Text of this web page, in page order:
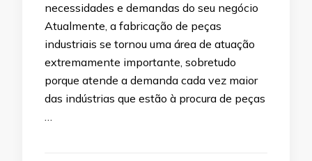
necessidades e demandas do seu negócio
Atualmente, a fabricação de peças
industriais se tornou uma área de atuação
extremamente importante, sobretudo
porque atende a demanda cada vez maior
das indústrias que estão à procura de peças
…